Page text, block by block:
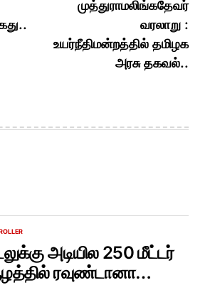
முத்துராமலிங்கதேவர்
வரலாறு :
உயர்நீதிமன்றத்தில் தமிழக
அரசு தகவல்..
அடியில 250 மீட்டர்
ரவுண்டானா…